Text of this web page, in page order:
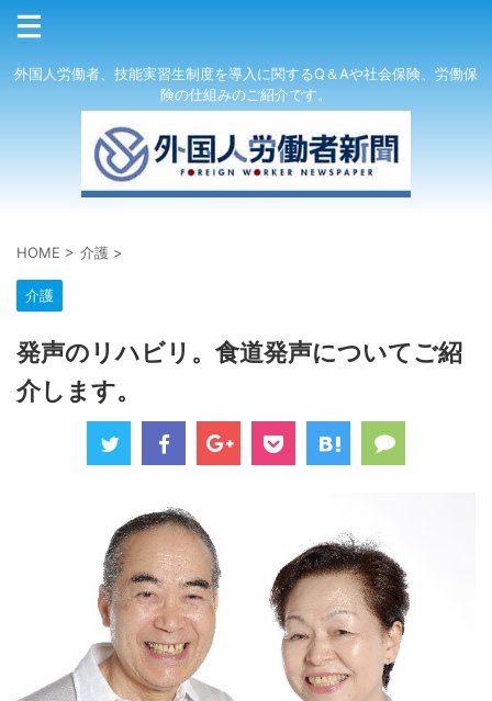
外国人労働者、技能実習生制度を導入に関するQ＆Aや社会保険、労働保
険の仕組みのご紹介です。
HOME > 介護 >
介護
発声のリハビリ。食道発声についてご紹
介します。